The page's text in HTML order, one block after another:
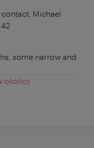
Michael
some narrow and
okolicy